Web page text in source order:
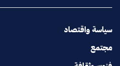
سياسة واقتصاد
مجتمع